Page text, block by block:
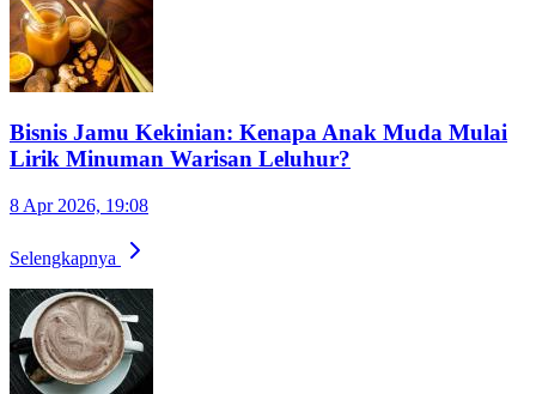
Bisnis Jamu Kekinian: Kenapa Anak Muda Mulai
Lirik Minuman Warisan Leluhur?
8 Apr 2026, 19:08
Selengkapnya